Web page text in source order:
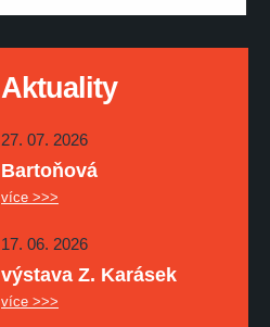
Aktuality
27. 07. 2026
Bartoňová
více >>>
17. 06. 2026
výstava Z. Karásek
více >>>